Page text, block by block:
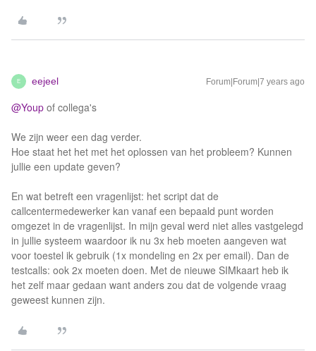
E eejeel Forum|Forum|7 years ago
@Youp of collega's
We zijn weer een dag verder.
Hoe staat het het met het oplossen van het probleem? Kunnen
jullie een update geven?
En wat betreft een vragenlijst: het script dat de
callcentermedewerker kan vanaf een bepaald punt worden
omgezet in de vragenlijst. In mijn geval werd niet alles vastgelegd
in jullie systeem waardoor ik nu 3x heb moeten aangeven wat
voor toestel ik gebruik (1x mondeling en 2x per email). Dan de
testcalls: ook 2x moeten doen. Met de nieuwe SIMkaart heb ik
het zelf maar gedaan want anders zou dat de volgende vraag
geweest kunnen zijn.